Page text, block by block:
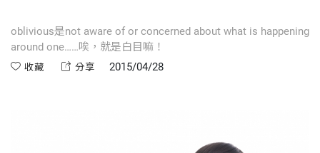
oblivious是not aware of or concerned about what is happening
around one……唉，就是白目嘛！
收藏 分享 2015/04/28